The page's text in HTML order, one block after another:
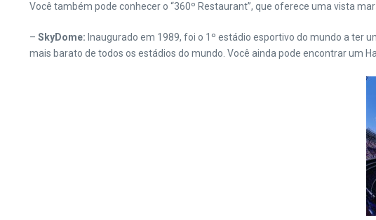
Você também pode conhecer o “360º Restaurant”, que oferece uma vista
– SkyDome: Inaugurado em 1989, foi o 1º estádio esportivo do mundo a ter
mais barato de todos os estádios do mundo. Você ainda pode encontrar um